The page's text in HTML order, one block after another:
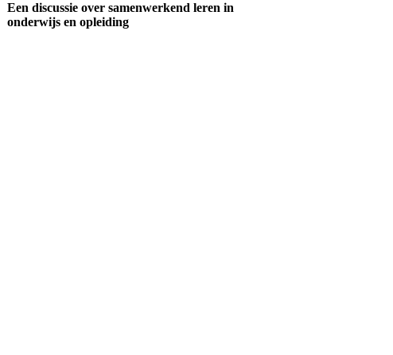
Een discussie over samenwerkend leren in
onderwijs en opleiding